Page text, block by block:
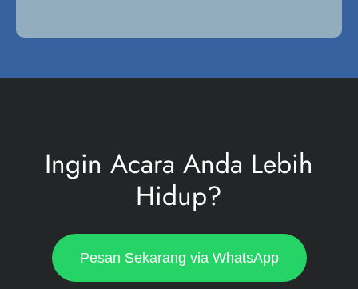
Ingin Acara Anda Lebih
Hidup?
Pesan Sekarang via WhatsApp